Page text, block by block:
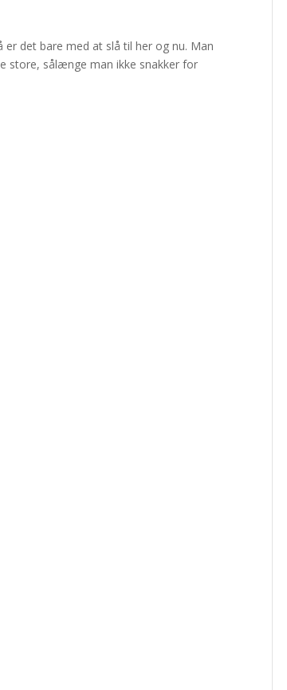
det bare med at slå til her og nu. Man
store, sålænge man ikke snakker for